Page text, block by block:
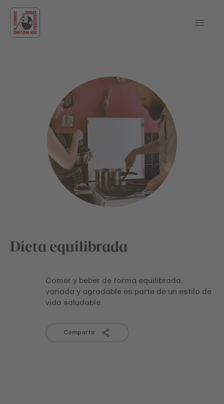
Dieta equilibrada
Comer y beber de forma equilibrada,
variada y agradable es parte de un estilo de
vida saludable.
Compartir